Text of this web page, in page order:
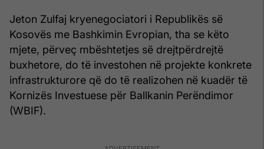
Jeton Zulfaj kryenegociatori i Republikës së
Kosovës me Bashkimin Evropian, tha se këto
mjete, përveç mbështetjes së drejtpërdrejtë
buxhetore, do të investohen në projekte konkrete
infrastrukturore që do të realizohen në kuadër të
Kornizës Investuese për Ballkanin Perëndimor
(WBIF).